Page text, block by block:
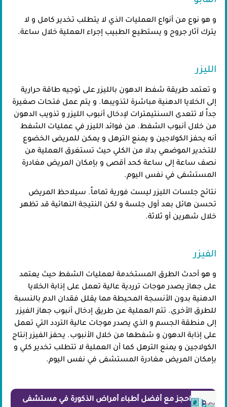
و هو نوع من أنواع العمليات الذي لا يتطلب تخدير كامل و لا
يترك آثار جروح و يستطيع الطبيب إجراء العملية خلال ساعة.
الليزر
و تعتمد طريقة شفط الدهون بالليزر على توجيه طاقة حرارية
إلى الخلايا الدهنية مباشرة لتذويبها. و يتم عمل فتحات صغيرة
جداً لا تتعدى السنتيمترات لإدخال أنبوب الليزر و تذويب الدهون
من خلال أنبوب الشفط. من فوائد الليزر في عمليات الشفط
أنه يحفز الكولاجين و يمنع الترهل و يمكن للمريض الخضوع
للتخدير الموضعي بدلا من الكلي حيث تستغرق العملية من
نصف ساعة إلى ساعة كحد أقصى و بإمكان المريض مغادرة
المستشفى في نفس اليوم.
نتائج جلسات الليزر ليست فورية تماماً. سيلاحظ المريض
تحسن هائل بعد أول جلسة و لكن النتيجة النهائية قد تظهر
خلال شهرين أو ثلاثة.
الفيزر
و هو أحدث الطرق المستخدمة لعمليات الشفط حيث يعتمد
على جهاز يصدر موجات ترردية عالية تعمل على إذابة الخلايا
الدهنية بدون الأنسجة المحيطة مما يقلل فقدان الدم بالنسبة
للطرق الأخرى. تتم العملية عن طريق إدخال أنبوب جهاز الفيزر
إلى منطقة الجسم و الذي يصدر موجات عالية التردد التي تعمل
على إذابة الدهون و شفطها من خلال الأنبوب. يحفز الفيزر إنتاج
الكولاجين و يمنع الترهل كما أن العملية لا تتطلب تخدير كلي و
بإمكان المريض مغادرة المستشفى في نفس اليوم.
احجز مع أفضل أطباء أمراض الذكورة في مستشفى